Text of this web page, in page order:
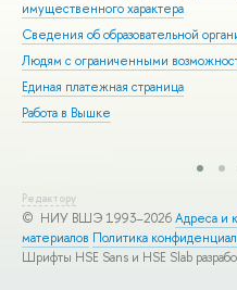
имущественного характера
Сведения об образовательной
Людям с ограниченными
Единая платежная страница
Работа в Вышке
Редактору
© НИУ ВШЭ 1993–2026Адреса и
материалов Политика
Шрифты HSE Sans и HSE Slab